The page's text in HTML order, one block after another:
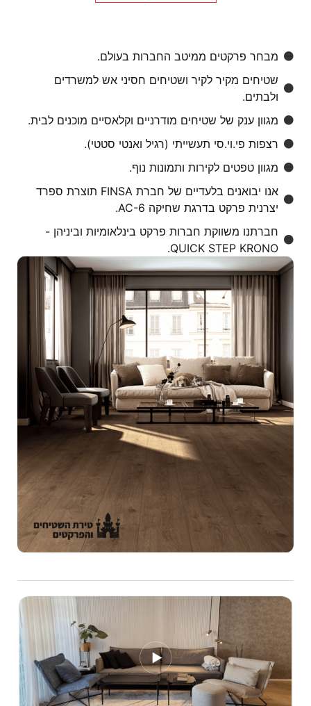
מבחר פרקטים ממיטב החברות בעולם.
שטיחים מקיר לקיר ושטיחים חסיני אש למשרדים
ולבתים.
מגוון ענק של שטיחים מודרניים וקלאסיים מוכנים לבית.
רצפות פי.וי.סי תעשייתי (רגיל ואנטי סטטי).
מגוון טפטים לקירות ותמונות נוף.
אנו יבואנים בלעדיים של חברת FINSA תוצרת ספרד
יצרנית פרקט בדרגת שחיקה AC-6.
חברתנו משווקת חברות פרקט בינלאומיות וביניהן -
QUICK STEP KRONO.